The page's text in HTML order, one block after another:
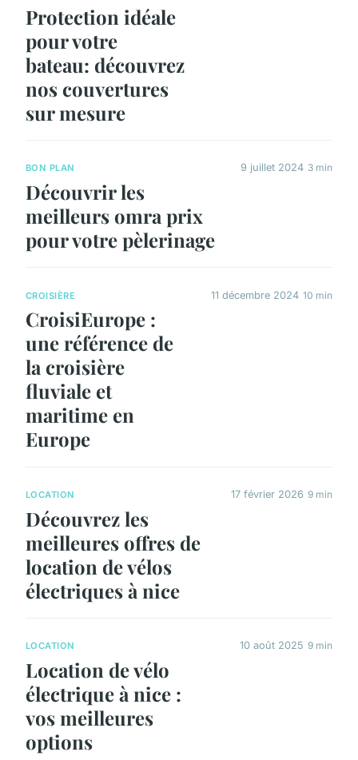
Protection idéale
pour votre
bateau: découvrez
nos couvertures
sur mesure
BON PLAN
Découvrir les
meilleurs omra prix
pour votre pèlerinage
9 juillet 2024 3 min
CROISIÈRE
CroisiEurope :
une référence de
la croisière
fluviale et
maritime en
Europe
11 décembre 2024 10 min
LOCATION
Découvrez les
meilleures offres de
location de vélos
électriques à nice
17 février 2026 9 min
LOCATION
Location de vélo
électrique à nice :
vos meilleures
options
10 août 2025 9 min